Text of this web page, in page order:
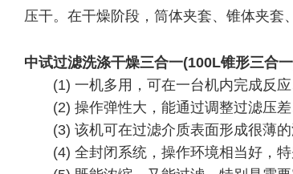
压干。在干燥阶段，筒体夹套、锥体夹套
中试过滤洗涤干燥三合一(100L锥形三合
(1) 一机多用，可在一台机内完成反应
(2) 操作弹性大，能通过调整过滤压差
(3) 该机可在过滤介质表面形成很薄的
(4) 全封闭系统，操作环境相当好，特